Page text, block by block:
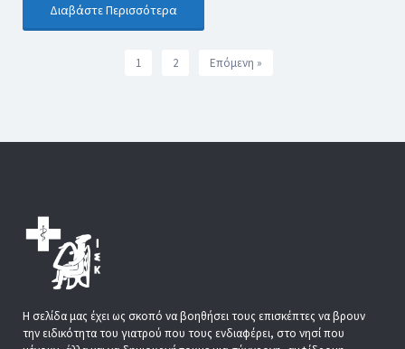
Διαβάστε Περισσότερα
1 2 Επόμενη »
Η σελίδα μας έχει ως σκοπό να βοηθήσει τους επισκέπτες να βρουν
την ειδικότητα του γιατρού που τους ενδιαφέρει, στο νησί που